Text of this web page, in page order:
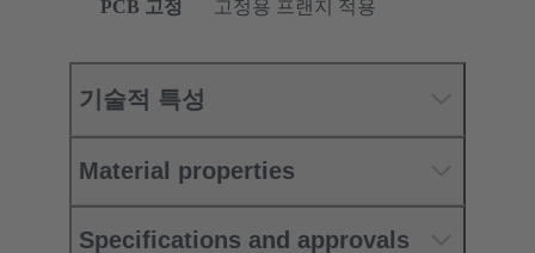
PCB 고정
고정용 프랜지 적용
기술적 특성
Material properties
Specifications and approvals